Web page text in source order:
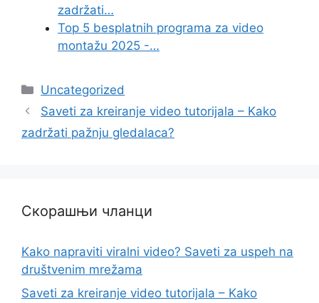
zadržati…
Top 5 besplatnih programa za video
montažu 2025 -…
Categories
Uncategorized
Saveti za kreiranje video tutorijala – Kako
zadržati pažnju gledalaca?
Скорашњи чланци
Kako napraviti viralni video? Saveti za uspeh na
društvenim mrežama
Saveti za kreiranje video tutorijala – Kako